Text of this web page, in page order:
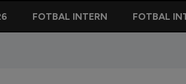
FOTBAL INTERN FOTBAL